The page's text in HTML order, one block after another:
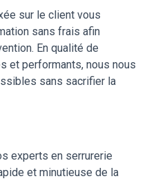
sur le client vous
sans frais afin
En qualité de
et performants, nous nous
sans sacrifier la
experts en serrurerie
et minutieuse de la